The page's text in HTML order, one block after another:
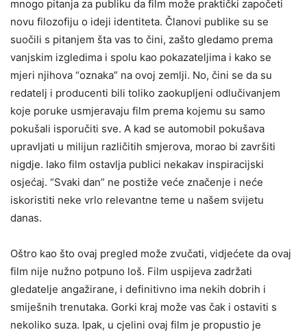
mnogo pitanja za publiku da film može praktički započeti
novu filozofiju o ideji identiteta. Članovi publike su se
suočili s pitanjem šta vas to čini, zašto gledamo prema
vanjskim izgledima i spolu kao pokazateljima i kako se
mjeri njihova “oznaka” na ovoj zemlji. No, čini se da su
redatelj i producenti bili toliko zaokupljeni odlučivanjem
koje poruke usmjeravaju film prema kojemu su samo
pokušali isporučiti sve. A kad se automobil pokušava
upravljati u milijun različitih smjerova, morao bi završiti
nigdje. Iako film ostavlja publici nekakav inspiracijski
osjećaj. “Svaki dan” ne postiže veće značenje i neće
iskoristiti neke vrlo relevantne teme u našem svijetu
danas.
Oštro kao što ovaj pregled može zvučati, vidjećete da ovaj
film nije nužno potpuno loš. Film uspijeva zadržati
gledatelje angažirane, i definitivno ima nekih dobrih i
smiješnih trenutaka. Gorki kraj može vas čak i ostaviti s
nekoliko suza. Ipak, u cjelini ovaj film je propustio je